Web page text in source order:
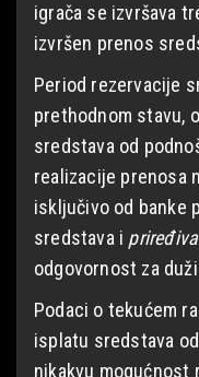
igrača se izvršava
izvršen prenos
Period rezervacije
prethodnom stavu,
sredstava od
realizacije prenosa
isključivo od banke
sredstava i
odgovornost za
Podaci o tekućem
isplatu sredstava
nikakvu mogućnost